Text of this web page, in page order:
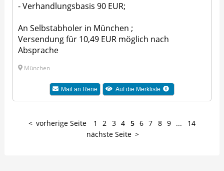
- Verhandlungsbasis 90 EUR;
An Selbstabholer in München ;
Versendung für 10,49 EUR möglich nach
Absprache
München
Mail an Rene Auf die Merkliste
vorherige Seite 1 2 3 4 5 6 7 8 9 ...
14
nächste Seite